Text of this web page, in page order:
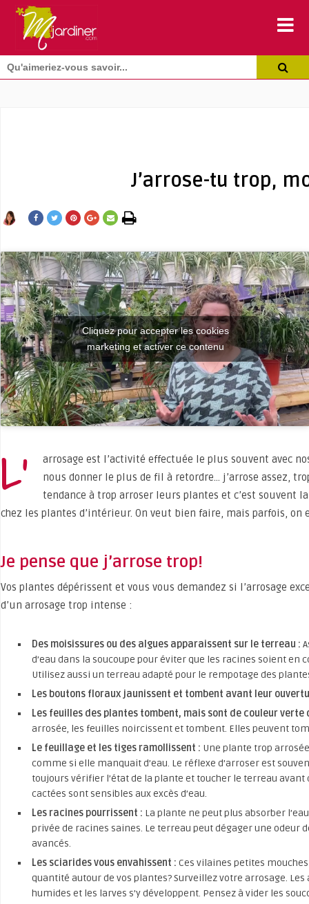
J’arrose-tu trop,
Cliquez pour accepter les cookies
marketing et activer ce contenu
L’
arrosage est l’activité effectuée le plus souvent avec
nous donner le plus de fil à retordre… j’arrose assez,
tendance à trop arroser leurs plantes et c’est souvent
chez les plantes d’intérieur. On veut bien faire, mais parfois, on
Je pense que j’arrose trop!
Vos plantes dépérissent et vous vous demandez si l’arrosage
d’un arrosage trop intense :
Des moisissures ou des algues apparaissent sur le terreau :
d’eau dans la soucoupe pour éviter que les racines soient en
Utilisez aussi un terreau adapté pour le rempotage des
Les boutons floraux jaunissent et tombent avant leur
Les feuilles des plantes tombent, mais sont de couleur verte
arrosée, les feuilles noircissent et tombent. Elles peuvent
Le feuillage et les tiges ramollissent : Une plante trop
comme si elle manquait d’eau. Le réflexe d’arroser est
toujours vérifier l’état de la plante et toucher le terreau avant
cactées sont sensibles aux excès d’eau.
Les racines pourrissent : La plante ne peut plus absorber
privée de racines saines. Le terreau peut dégager une odeur
avancés.
Les sciarides vous envahissent : Ces vilaines petites
quantité autour de vos plantes? Surveillez votre arrosage.
humides et les larves s’y développent. Pensez à vider les